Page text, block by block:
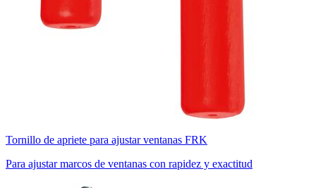
Tornillo de apriete para ajustar ventanas FRK
Para ajustar marcos de ventanas con rapidez y exactitud